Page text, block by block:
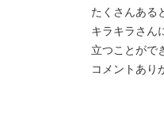
たくさんある
キラキラさん
立つことがで
コメントあり